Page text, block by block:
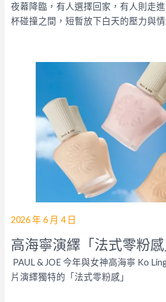
夜幕降臨，有人選擇回家，有人則走
杯碰撞之間，短暫放下白天的壓力與
2026 年 6 月 4 日
高海寧演繹「法式零粉感
PAUL & JOE 今年與女神高海寧 Ko
片演繹獨特的「法式零粉感」